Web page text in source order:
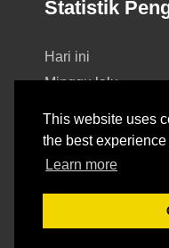
This website uses
the best
Learn more
Statistik
Hari ini
Minggu lalu
Total
Sekretariat DPRD